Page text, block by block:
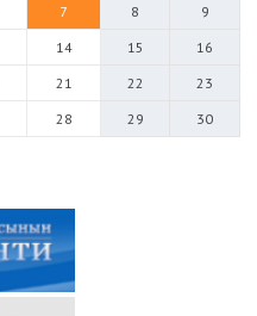
7 8
9
14 15
16
21 22
23
28 29
30